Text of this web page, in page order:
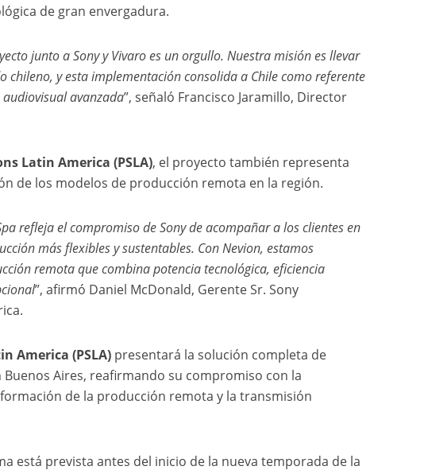
de gran envergadura.
junto a Sony y Vivaro es un orgullo. Nuestra misión es llevar
chileno, y esta implementación consolida a Chile como referente
avanzada”, señaló Francisco Jaramillo, Director
Latin America (PSLA), el proyecto también representa
de los modelos de producción remota en la región.
refleja el compromiso de Sony de acompañar a los clientes en
más flexibles y sustentables. Con Nevion, estamos
remota que combina potencia tecnológica, eficiencia
”, afirmó Daniel McDonald, Gerente Sr. Sony
America (PSLA) presentará la solución completa de
Buenos Aires, reafirmando su compromiso con la
de la producción remota y la transmisión
está prevista antes del inicio de la nueva temporada de la